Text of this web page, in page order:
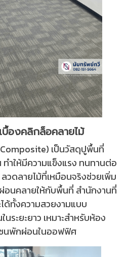
องคลิกล็อคลายไม้
เป็นวัสดุปูพื้นที่
ำให้มีความแข็งแรง ทนทานต่อ
วดลายไม้ที่เหมือนจริงช่วยเพิ่ม
อนคลายให้กับพื้นที่ สำนักงานที่
ด้ทั้งความสวยงามแบบ
ระยะยาว เหมาะสำหรับห้อง
ซนพักผ่อนในออฟฟิศ